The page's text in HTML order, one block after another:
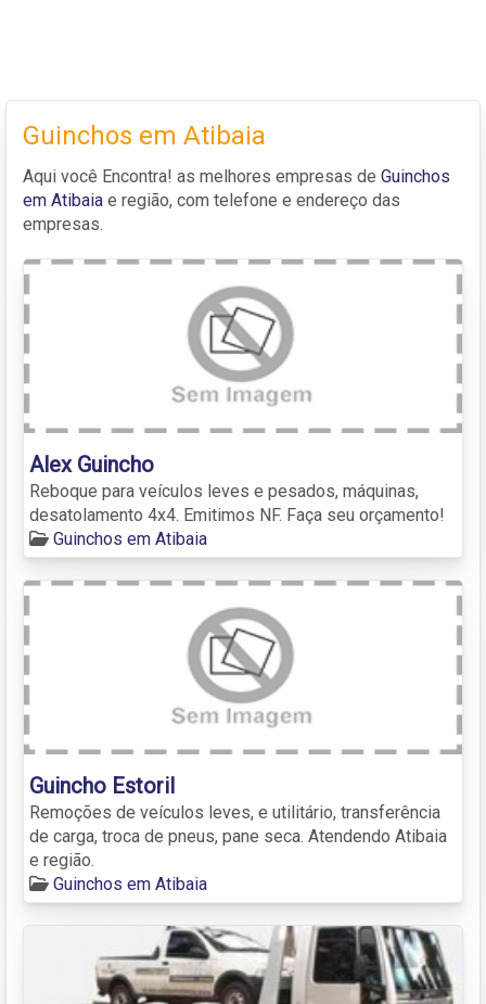
Guinchos em Atibaia
Aqui você Encontra! as melhores empresas de Guinchos
em Atibaia e região, com telefone e endereço das
empresas.
Alex Guincho
Reboque para veículos leves e pesados, máquinas,
desatolamento 4x4. Emitimos NF. Faça seu orçamento!
Guinchos em Atibaia
Guincho Estoril
Remoções de veículos leves, e utilitário, transferência
de carga, troca de pneus, pane seca. Atendendo Atibaia
e região.
Guinchos em Atibaia